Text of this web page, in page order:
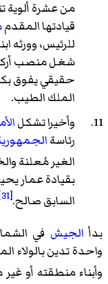
من عشرة ألوية
قيادتها المقدم
للرئيس، وورثه
شغل منصب
حقيقي يفوق
الملك الطيب.
وأخيرا تشكل
رئاسة
الغير مُعلنة
بقيادة عمار
السابق صالح.[31]
بدأ الجيش في
واحدة تدين بالولاء
وأبناء منطقته أو